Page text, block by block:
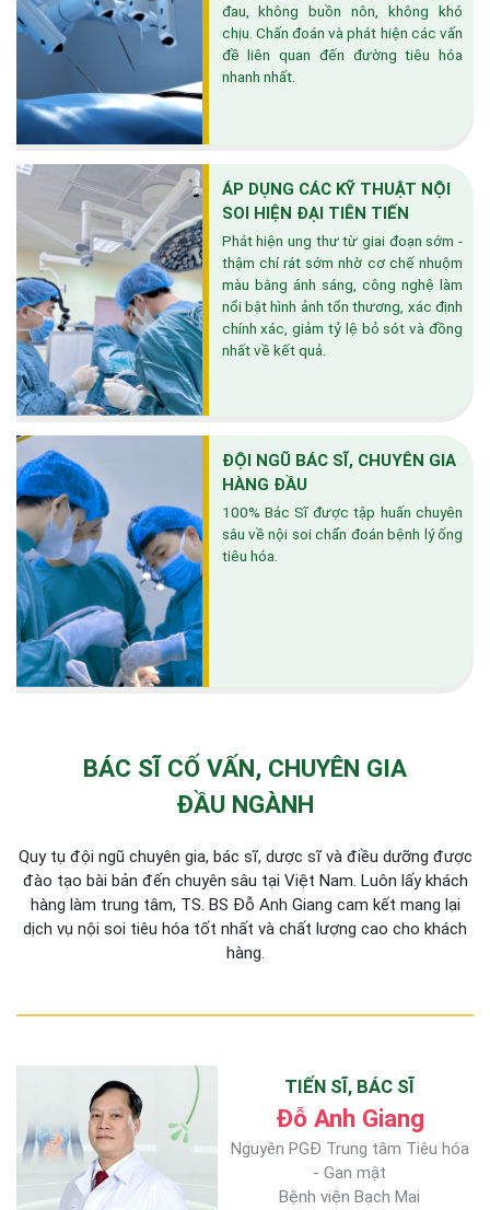
đau, không buồn nôn, không khó
chịu. Chấn đoán và phát hiện các vấn
đề liên quan đến đường tiêu hóa
nhanh nhất.
ÁP DỤNG CÁC KỸ THUẬT NỘI
SOI HIỆN ĐẠI TIÊN TIẾN
Phát hiện ung thư từ giai đoạn sớm -
thậm chí rát sớm nhờ cơ chế nhuộm
màu bằng ánh sáng, công nghệ làm
nổi bật hình ảnh tổn thương, xác định
chính xác, giảm tỷ lệ bỏ sót và đồng
nhất về kết quả.
ĐỘI NGŨ BÁC SĨ, CHUYÊN GIA
HÀNG ĐẦU
100% Bác Sĩ được tập huấn chuyên
sâu về nội soi chẩn đoán bệnh lý ống
tiêu hóa.
BÁC SĨ CỐ VẤN, CHUYÊN GIA
ĐẦU NGÀNH
Quy tụ đội ngũ chuyên gia, bác sĩ, dược sĩ và điều dưỡng được
đào tạo bài bản đến chuyên sâu tại Việt Nam. Luôn lấy khách
hàng làm trung tâm, TS. BS Đỗ Anh Giang cam kết mang lại
dịch vụ nội soi tiêu hóa tốt nhất và chất lượng cao cho khách
hàng.
TIẾN SĨ, BÁC SĨ
Đỗ Anh Giang
Nguyên PGĐ Trung tâm Tiêu hóa
- Gan mật
Bệnh viện Bạch Mai